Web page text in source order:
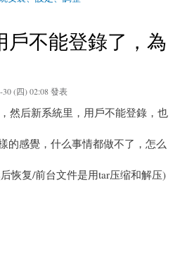
戶不能登錄了，為
30 (四) 02:08 發表
然后新系統里，用戶不能登錄，也
的感覺，什么事情都做不了，怎么
恢复/前台文件是用tar压缩和解压)